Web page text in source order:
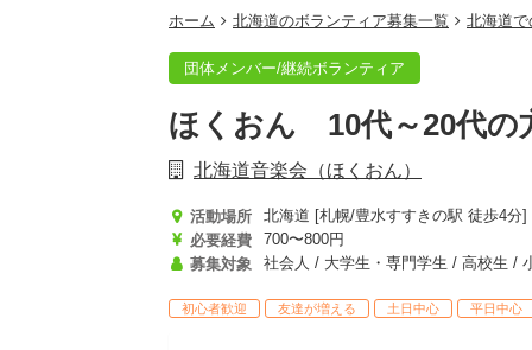
ホーム 北海道のボランティア募集一覧 北海道
団体メンバー/継続ボランティア
ほくおん 10代～20代の
北海道音楽会（ほくおん）
活動場所
北海道 [札幌/豊水すすきの駅 徒歩4分]
必要経費
700〜800円
募集対象
社会人 / 大学生・専門学生 / 高校生 /
初心者歓迎 友達が増える 土日中心 平日中心